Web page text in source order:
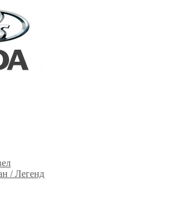
/ Легенд